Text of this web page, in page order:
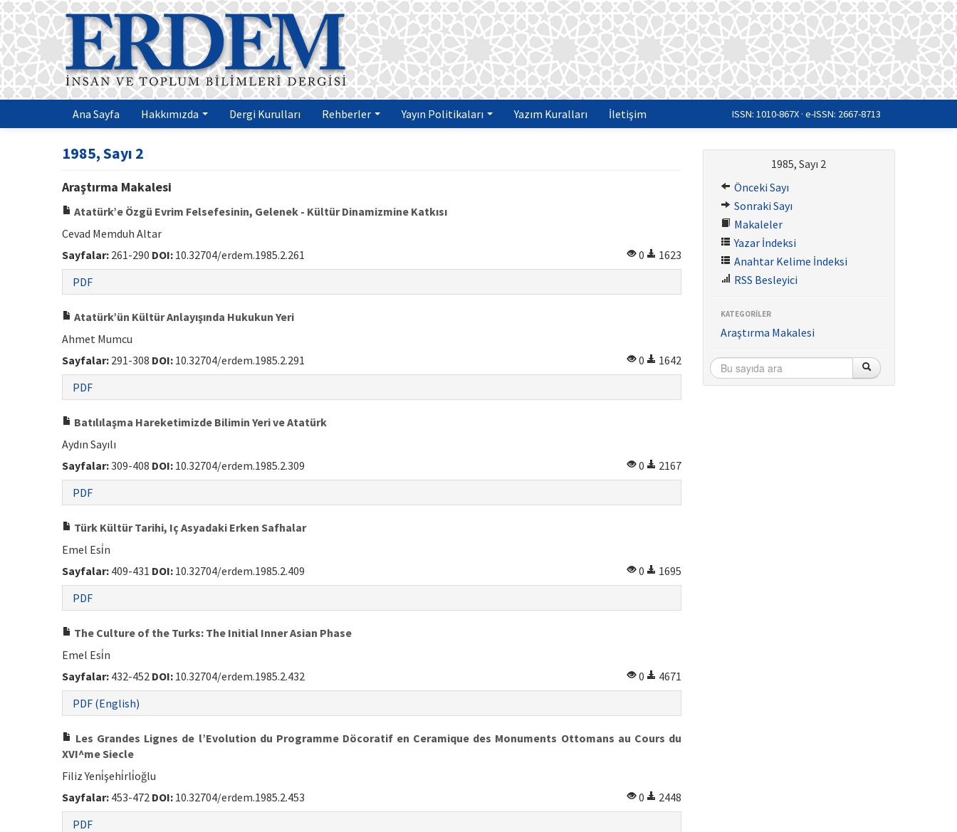
Ana Sayfa Hakkımızda Dergi Kurulları Rehberler Yayın Politikaları Yazım Kuralları İletişim ISSN: 1010-867X · e-ISSN: 2667-8713
1985, Sayı 2
Araştırma Makalesi
Atatürk’e Özgü Evrim Felsefesinin, Gelenek - Kültür Dinamizmine Katkısı
Cevad Memduh Altar
Sayfalar: 261-290 DOI: 10.32704/erdem.1985.2.261 0
1623
PDF
Atatürk’ün Kültür Anlayışında Hukukun Yeri
Ahmet Mumcu
Sayfalar: 291-308 DOI: 10.32704/erdem.1985.2.291 0
1642
PDF
Batılılaşma Hareketimizde Bilimin Yeri ve Atatürk
Aydın Sayılı
Sayfalar:309-408 DOI: 10.32704/erdem.1985.2.309 0
2167
PDF
Türk Kültür Tarihi, Iç Asyadaki Erken Safhalar
Emel Esi̇n
Sayfalar: 409-431 DOI: 10.32704/erdem.1985.2.409 0
1695
PDF
The Culture of the Turks: The Initial Inner Asian Phase
Emel Esi̇n
Sayfalar: 432-452 DOI: 10.32704/erdem.1985.2.432 0
4671
PDF (English)
Les Grandes Lignes de l’Evolution du Programme Döcoratif en Ceramique des Monuments Ottomans au Cours du
XVI^me Siecle
Filiz Yeni̇şehi̇rli̇oğlu
Sayfalar: 453-472 DOI: 10.32704/erdem.1985.2.453 0
2448
PDF
1985, Sayı 2
Önceki Sayı
Sonraki Sayı
Makaleler
Yazar İndeksi
Anahtar Kelime İndeksi
RSS Besleyici
KATEGORİLER
Araştırma Makalesi